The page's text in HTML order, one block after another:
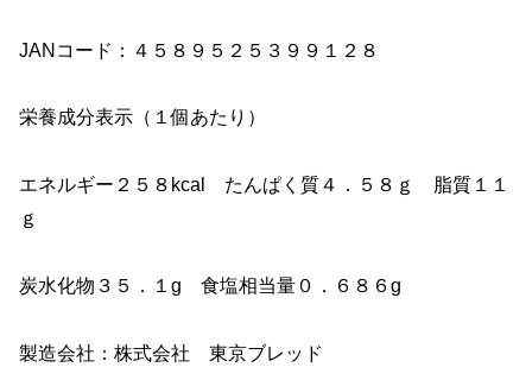
JANコード：４５８９５２５３９９１２８
栄養成分表示（１個あたり）
エネルギー２５８kcal たんぱく質４．５８ｇ 脂質１１
ｇ
炭水化物３５．１g 食塩相当量０．６８６g
製造会社：株式会社 東京ブレッド